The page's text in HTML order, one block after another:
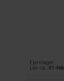
Fjernlager
Lev. ca.: 01-feb